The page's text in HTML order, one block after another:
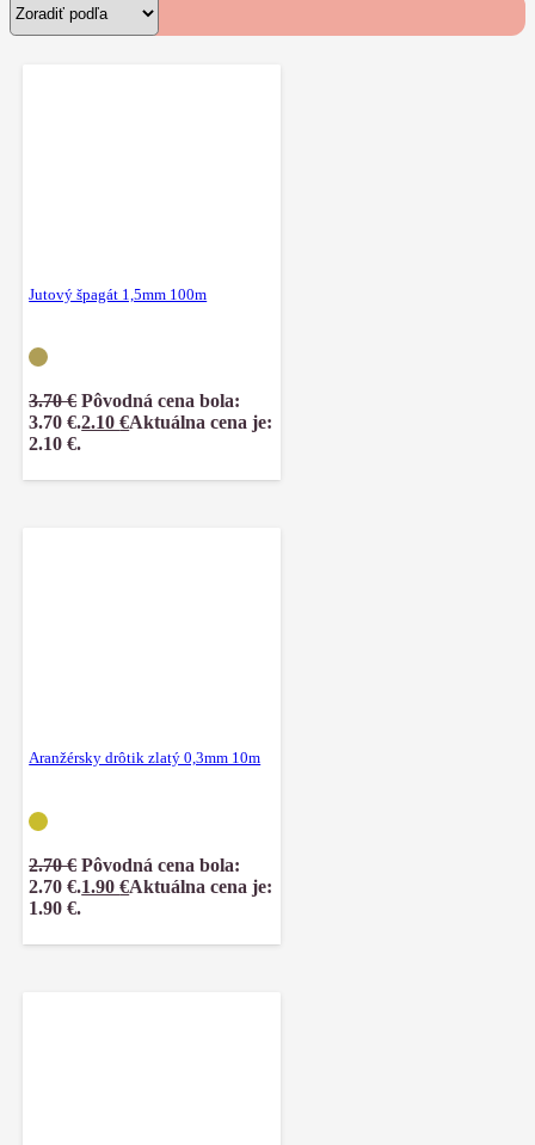
Jutový špagát 1,5mm 100m
3.70€ Pôvodná cena bola:
3.70 €.2.10€Aktuálna cena je:
2.10 €.
Aranžérsky drôtik zlatý 0,3mm 10m
2.70€ Pôvodná cena bola:
2.70 €.1.90€Aktuálna cena je:
1.90 €.